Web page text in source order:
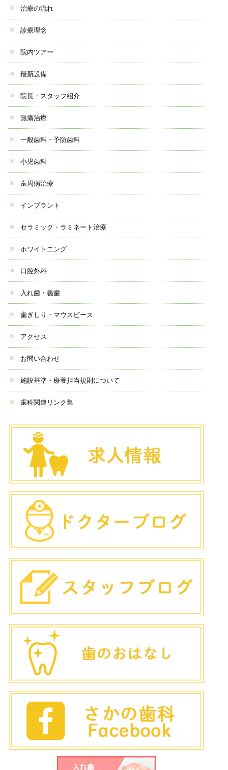
治療の流れ
診療理念
院内ツアー
最新設備
院長・スタッフ紹介
無痛治療
一般歯科・予防歯科
小児歯科
歯周病治療
インプラント
セラミック・ラミネート治療
ホワイトニング
口腔外科
入れ歯・義歯
歯ぎしり・マウスピース
アクセス
お問い合わせ
施設基準・療養担当規則について
歯科関連リンク集